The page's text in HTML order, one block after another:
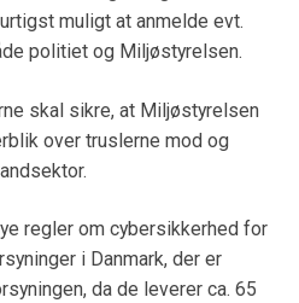
muligt at anmelde evt.
politiet og Miljøstyrelsen.
skal sikre, at Miljøstyrelsen
over truslerne mod og
regler om cybersikkerhed for
i Danmark, der er
da de leverer ca. 65